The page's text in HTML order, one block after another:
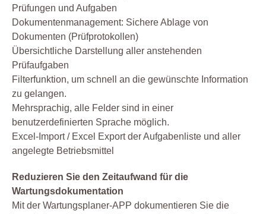
Prüfungen und Aufgaben
Dokumentenmanagement: Sichere Ablage von
Dokumenten (Prüfprotokollen)
Übersichtliche Darstellung aller anstehenden
Prüfaufgaben
Filterfunktion, um schnell an die gewünschte Information
zu gelangen.
Mehrsprachig, alle Felder sind in einer
benutzerdefinierten Sprache möglich.
Excel-Import / Excel Export der Aufgabenliste und aller
angelegte Betriebsmittel
Reduzieren Sie den Zeitaufwand für die
Wartungsdokumentation
Mit der Wartungsplaner-APP dokumentieren Sie die